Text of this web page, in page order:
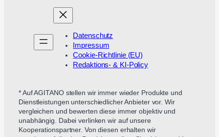
Datenschutz
Impressum
Cookie-Richtlinie (EU)
Redaktions- & KI-Policy
* Auf AGITANO stellen wir immer wieder Produkte und
Dienstleistungen unterschiedlicher Anbieter vor. Wir
vergleichen und bewerten diese immer objektiv und
unabhängig. Dabei verlinken wir auf unsere
Kooperationspartner. Von diesen erhalten wir